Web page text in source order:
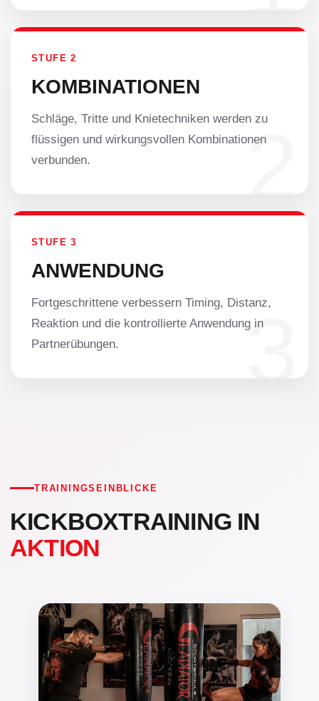
STUFE 2
KOMBINATIONEN
Schläge, Tritte und Knietechniken werden zu
flüssigen und wirkungsvollen Kombinationen
verbunden.
STUFE 3
ANWENDUNG
Fortgeschrittene verbessern Timing, Distanz,
Reaktion und die kontrollierte Anwendung in
Partnerübungen.
TRAININGSEINBLICKE
KICKBOXTRAINING IN
AKTION